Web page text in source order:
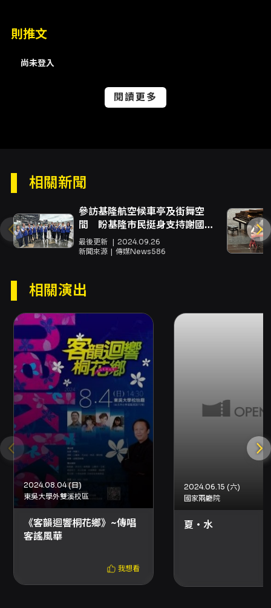
次體驗不同樂器的特色技法（從清秀的吐音、靈
動的指法到渾厚的弓法處理），也呈現國樂在編
協奏曲之主奏者為基隆在地青年演奏家，強調地
樂生態的觀眾更具吸引力。 本場演出強調青年演
奏家的專業與表現力，宣稱每位主奏者皆具逾十
與欣賞價值的現場經驗：既能聆聽合奏的大氣場
面，也能近距離感受協奏者的技藝與個人詮釋。
心保存與媒體呈現的觀眾來說，是一項值得注意
的演出型態。主辦單位保留曲目更動之權利，但
整體節目安排以呈現國樂多元面貌與演奏技藝為
主軸。演出同時對具有樂器演奏經驗者開放加入
願景。 總體而言，本場「那米哥樂藝舞動國樂演
奏會」適合想要體驗傳統樂器細節、喜愛國樂合
才與地方文化脈絡的觀眾有特別意義。建議年齡
為7歲以上，觀眾可藉由本次演出理解不同樂器之
間的對話、欣賞樂曲編排所營造的戲劇張力，並
感受國樂在現場實體場域中的聲響能量與文化連
結。
注意事項
購票與取票 - 購票方式：可於網路使用信用卡、
Apple Pay、Google Pay、ATM轉帳購買，購
買前請先加入會員；亦可於分銷點或超商（7-
ELEVEN ibon、全家FamiPort、萊爾富Life-
ET）以現金或信用卡購買。超商購票僅提供電腦
自動選位，每筆訂單最多可訂購8張票券。 - 電子
票：本節目提供電子票；實際取票方式請依結帳
頁面顯示之選項為準，取票方式僅能擇一，若需
選擇不同取票方式請分次購買。 - 超商取票手續
費：於超商取票每張票券需支付10元手續費，每
寄另收50元郵資。 優惠與套票 - 套票優惠：「那
米哥套票」同時購買8/1「那米哥樂藝舞動國樂演
奏會」及8/3「2026《那米哥絲竹名曲選粹》」
則推文
尚未登入
閱讀更多
相關新聞
參訪基隆航空候車亭及街舞空
間 盼基隆市民挺身支持謝國樑
市長
最後更新
2024.09.26
新聞來源
傳媒News586
相關演出
2024.08.04 (日)
東吳大學外雙溪校區
《客韻迴響桐花鄉》~傳唱
客謠風華
我想看
2024.06.15 (六)
國家兩廳院
夏・水